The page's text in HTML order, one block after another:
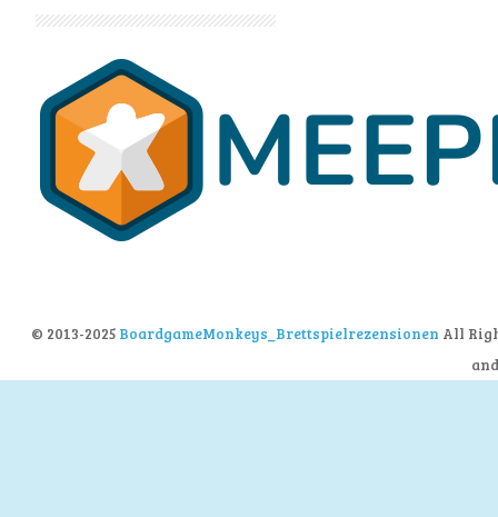
© 2013-2025 BoardgameMonkeys_Brettspielrezensionen All